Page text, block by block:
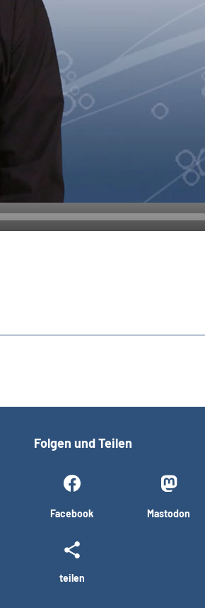
Folgen und Teilen
Facebook Mastodon
teilen